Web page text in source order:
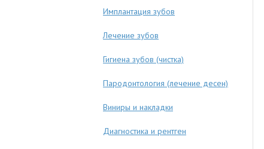
Имплантация зубов
Лечение зубов
Гигиена зубов (чистка)
Пародонтология (лечение десен)
Виниры и накладки
Диагностика и рентген